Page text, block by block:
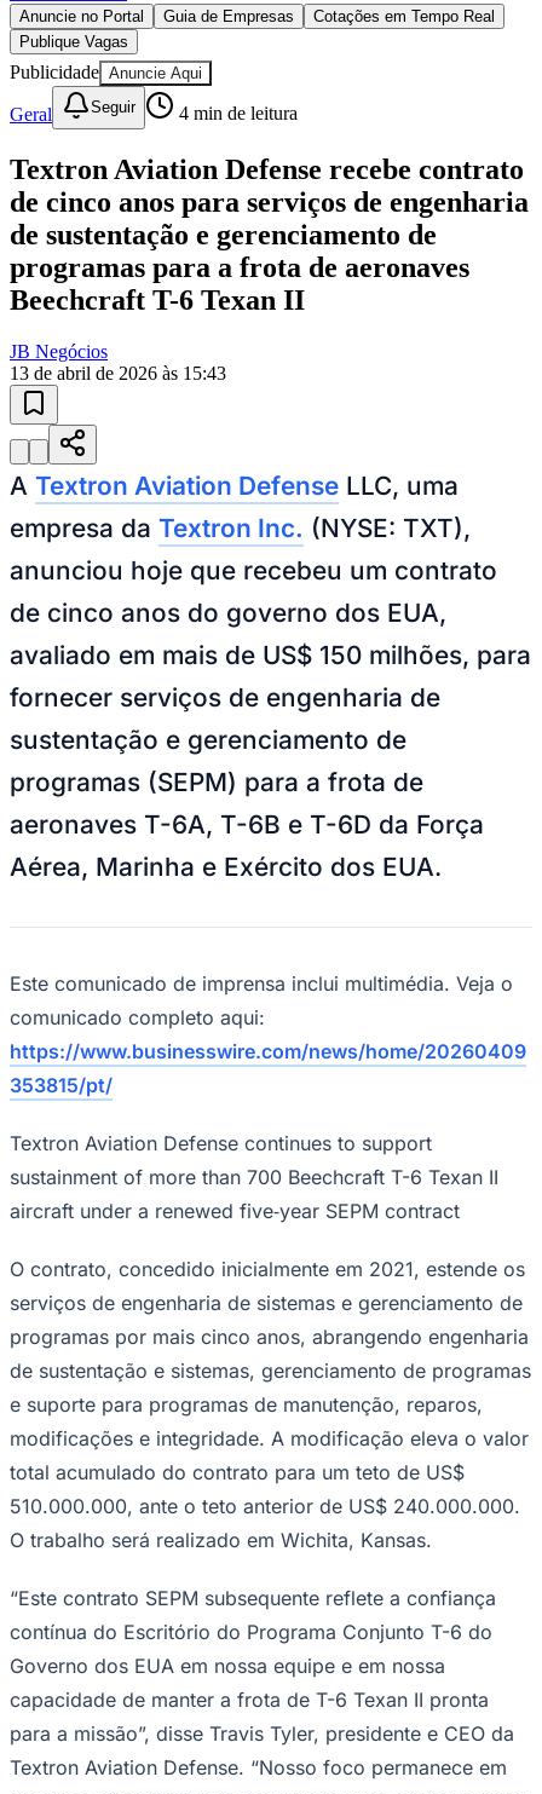
Bragantino
Sport
Publicidade Anuncie Aqui
Geral Seguir 4min de leitura
Textron Aviation Defense recebe contrato
de sustentação e gerenciamento de
programas para a frota de aeronaves
Beechcraft T-6 Texan II
JB Negócios
ATextron Aviation Defense
empresa da Textron Inc.(NYSE: TXT),
anunciou hoje que recebeu um contrato
de cinco anos do governo dos EUA,
avaliado em mais de US$ 150 milhões, para
fornecer serviços de engenharia de
sustentação e gerenciamento de
programas (SEPM) para a frota de
aeronaves T-6A, T-6B e T-6D da Força
Aérea, Marinha e Exército dos EUA.
Este comunicado de imprensa inclui multimédia. Veja o
https://www.businesswire.com/news/home/20260409
353815/pt/
Textron Aviation Defense continues to support
aircraft under a renewed five‑year SEPM contract
O contrato, concedido inicialmente em 2021, estende os
programas por mais cinco anos, abrangendo engenharia
de sustentação e sistemas, gerenciamento de programas
e suporte para programas de manutenção, reparos,
modificações e integridade. A modificação eleva o valor
total acumulado do contrato para um teto de US$
510.000.000, ante o teto anterior de US$ 240.000.000.
O trabalho será realizado em Wichita, Kansas.
“Este contrato SEPM subsequente reflete a confiança
Governo dos EUA em nossa equipe e em nossa
capacidade de manter a frota de T-6 Texan II pronta
para a missão”, disse Travis Tyler, presidente e CEO da
Textron Aviation Defense. “Nosso foco permanece em
manter a disponibilidade das aeronaves e apoiar nossos
clientes no treinamento da próxima geração de pilotos